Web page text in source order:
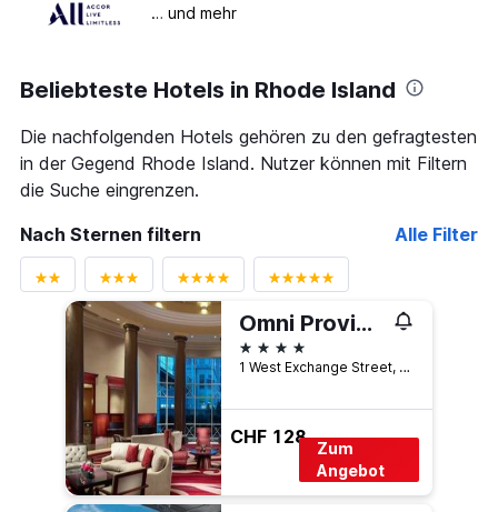
… und mehr
Beliebteste Hotels in Rhode Island
Die nachfolgenden Hotels gehören zu den gefragtesten
in der Gegend Rhode Island. Nutzer können mit Filtern
die Suche eingrenzen.
Nach Sternen filtern
Alle Filter
Omni Providence Hotel
4 Sterne
1 West Exchange Street, Providence, RI, USA
CHF 128
Zum
Angebot